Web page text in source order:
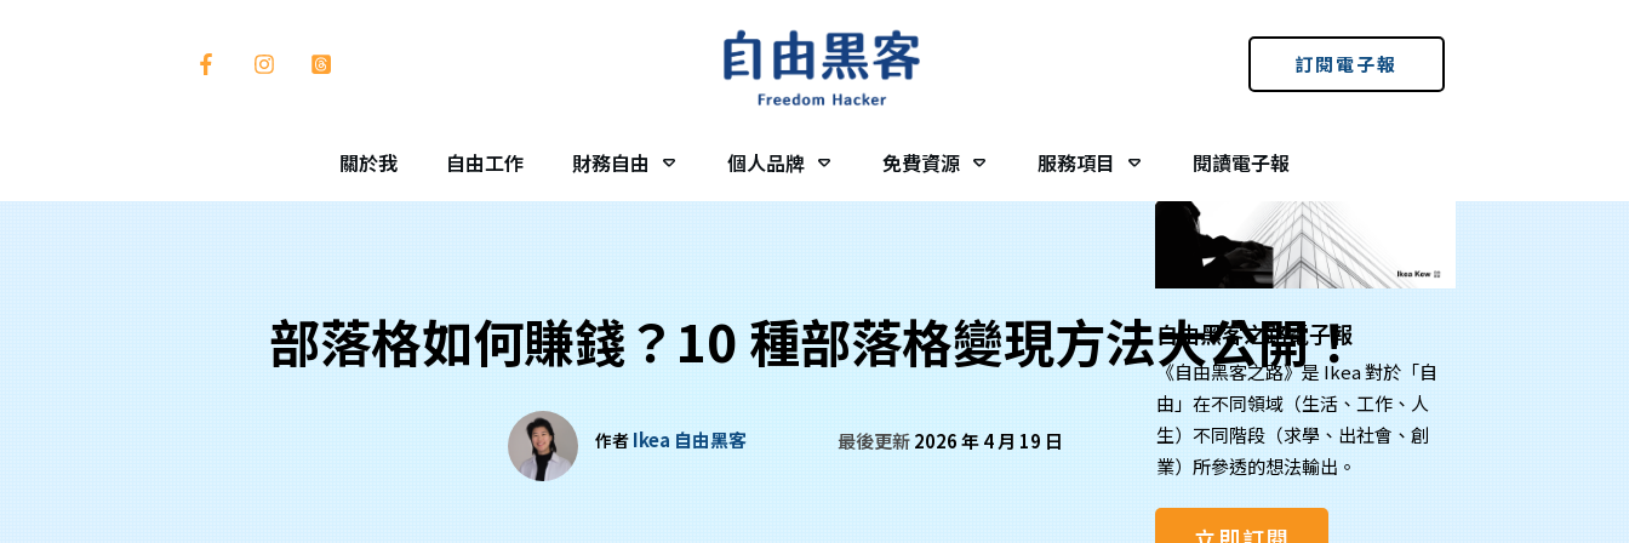
訂閱電子報
關於我 自由工作 財務自由 個人品牌 免費資源 服務項目 閱讀電子報
部落格如何賺錢？10 種部落格變現方法大公開！
作者 Ikea 自由黑客 最後更新2026 年 4 月 19 日
免費訂閱電子報：
自由黑客之路電子報
《自由黑客之路》是 Ikea 對於「自
由」在不同領域（生活、工作、人
生）不同階段（求學、出社會、創
業）所參透的想法輸出。